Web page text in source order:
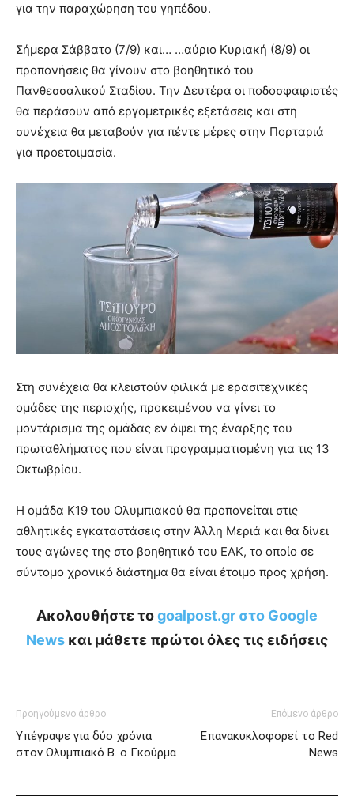
για την παραχώρηση του γηπέδου.
Σήμερα Σάββατο (7/9) και… …αύριο Κυριακή (8/9) οι
προπονήσεις θα γίνουν στο βοηθητικό του
Πανθεσσαλικού Σταδίου. Την Δευτέρα οι ποδοσφαιριστές
θα περάσουν από εργομετρικές εξετάσεις και στη
συνέχεια θα μεταβούν για πέντε μέρες στην Πορταριά
για προετοιμασία.
Στη συνέχεια θα κλειστούν φιλικά με ερασιτεχνικές
ομάδες της περιοχής, προκειμένου να γίνει το
μοντάρισμα της ομάδας εν όψει της έναρξης του
πρωταθλήματος που είναι προγραμματισμένη για τις 13
Οκτωβρίου.
Η ομάδα Κ19 του Ολυμπιακού θα προπονείται στις
αθλητικές εγκαταστάσεις στην Άλλη Μεριά και θα δίνει
τους αγώνες της στο βοηθητικό του ΕΑΚ, το οποίο σε
σύντομο χρονικό διάστημα θα είναι έτοιμο προς χρήση.
Ακολουθήστε τοgoalpost.gr στο Google
News και μάθετε πρώτοι όλες τις ειδήσεις
Προηγούμενο άρθρο
Υπέγραψε για δύο χρόνια
στον Ολυμπιακό Β. ο Γκούρμα
Επόμενο άρθρο
Επανακυκλοφορεί το Red
News